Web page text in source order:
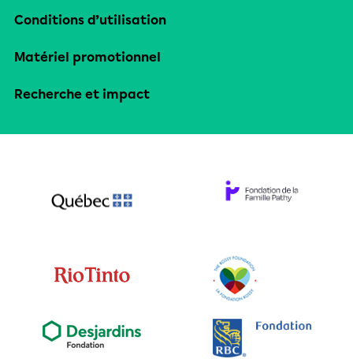
Conditions d’utilisation
Matériel promotionnel
Recherche et impact